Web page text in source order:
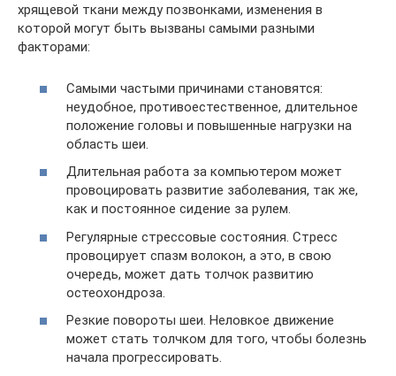
хрящевой ткани между позвонками, изменения в
которой могут быть вызваны самыми разными
факторами:
Самыми частыми причинами становятся:
неудобное, противоестественное, длительное
положение головы и повышенные нагрузки на
область шеи.
Длительная работа за компьютером может
провоцировать развитие заболевания, так же,
как и постоянное сидение за рулем.
Регулярные стрессовые состояния. Стресс
провоцирует спазм волокон, а это, в свою
очередь, может дать толчок развитию
остеохондроза.
Резкие повороты шеи. Неловкое движение
может стать толчком для того, чтобы болезнь
начала прогрессировать.